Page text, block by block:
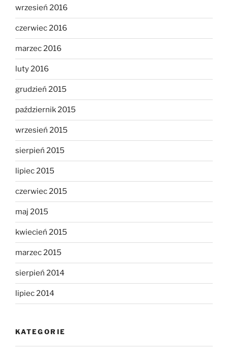
wrzesień 2016
czerwiec 2016
marzec 2016
luty 2016
grudzień 2015
październik 2015
wrzesień 2015
sierpień 2015
lipiec 2015
czerwiec 2015
maj 2015
kwiecień 2015
marzec 2015
sierpień 2014
lipiec 2014
KATEGORIE